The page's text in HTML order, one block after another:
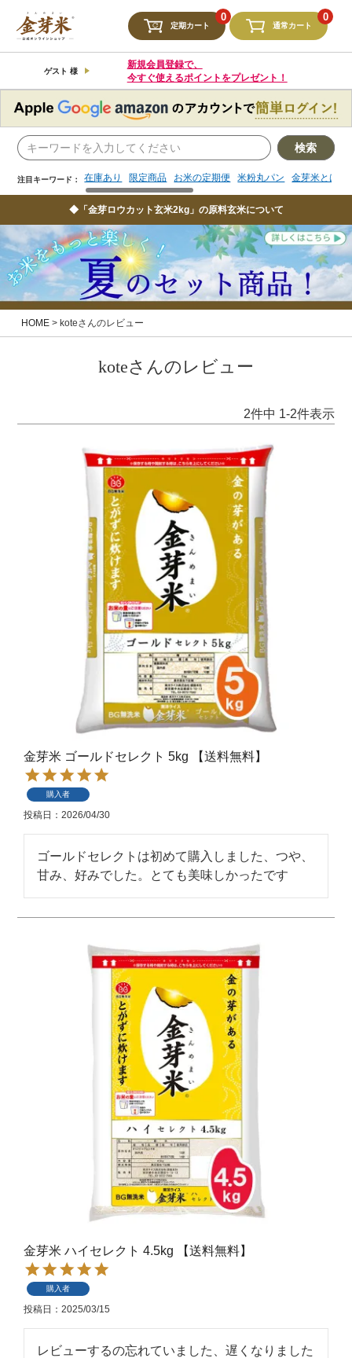
定期カート
0
通常カート
0
ゲスト 様
新規会員登録で、
今すぐ使えるポイントをプレゼント！
検索
注目キーワード： 在庫あり 限定商品 お米の定期便 米粉丸パン 金芽米とは
注目キーワード： 限定商品 お米の定期便 米粉丸パン 金芽米とは
◆「金芽ロウカット玄米2kg」の原料玄米について
HOME koteさんのレビュー
koteさんのレビュー
2件中 1-2件表示
金芽米 ゴールドセレクト 5kg 【送料無料】
購入者
投稿日 2026/04/30
ゴールドセレクトは初めて購入しました、つや、
金芽米 ハイセレクト 4.5kg 【送料無料】
購入者
投稿日 2025/03/15
レビューするの忘れていました、遅くなりました